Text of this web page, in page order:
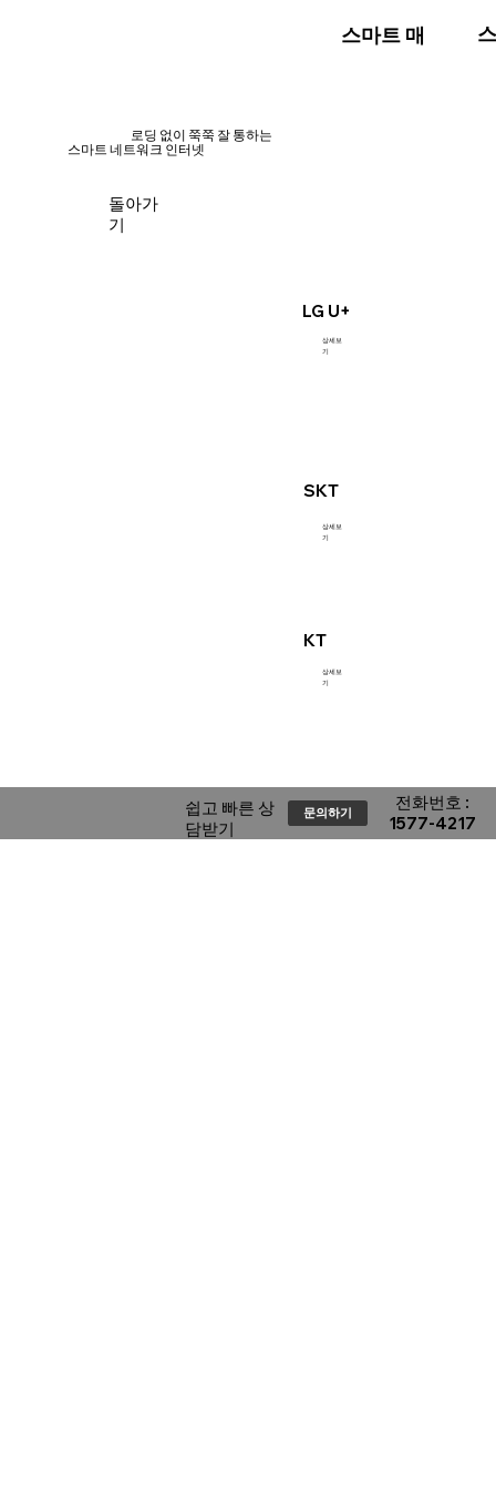
스마트 매장
LG U+
상세보
기
​로딩 없이 쭉쭉 잘 통하는
스마트 네트워크 인터넷
돌아가
기
SKT
상세보
기
KT
상세보
기
​쉽고 빠른 상
담받기
문의하기
​전화번호 :
1577-4217